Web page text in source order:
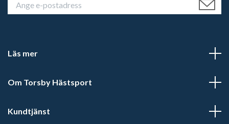
Läs mer
Om Torsby Hästsport
Kundtjänst